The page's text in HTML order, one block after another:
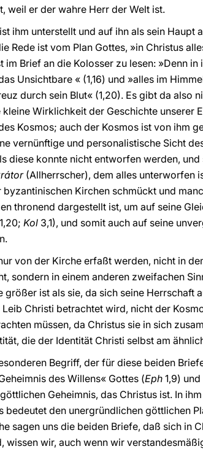
weil er der wahre Herr der Welt ist.
ihm unterstellt und auf ihn als sein Haupt
Rede ist vom Plan Gottes, »in Christus
im Brief an die Kolosser zu lesen: »Denn
Unsichtbare « (1,16) und »alles im
durch sein Blut« (1,20). Es gibt da also
Wirklichkeit der Geschichte unserer
Kosmos; auch der Kosmos ist von ihm
vernünftige und personalistische Sicht
diese konnte nicht entworfen werden,
(Allherrscher), dem alles unterworfen
Kirchen schmückt und
thronend dargestellt ist, um auf seine
1,20; Kol 3,1), und somit auch auf seine
von der Kirche erfaßt werden, nicht in
sondern in einem anderen zweifachen
größer ist als sie, da sich seine Herrschaft
Christi betrachtet wird, nicht der
müssen, da Christus sie in sich
die der Identität Christi selbst am
Begriff, der für diese beiden
des Willens« Gottes (Eph 1,9)
Geheimnis, das Christus ist. In
bedeutet den unergründlichen göttlichen
sagen uns die beiden Briefe, daß sich in
wissen wir, auch wenn wir